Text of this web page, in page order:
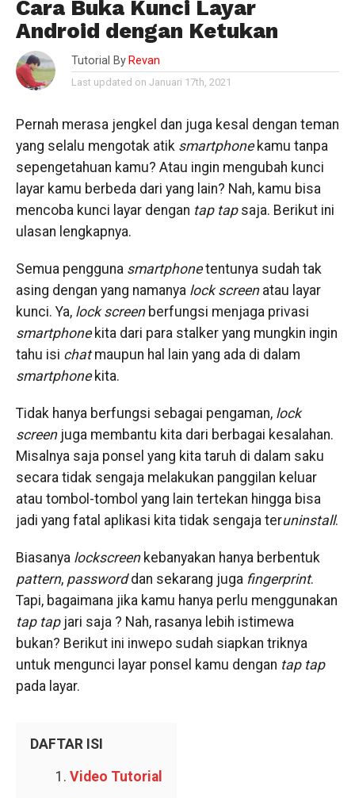
Cara Buka Kunci Layar
Android dengan Ketukan
Tutorial By Revan
Last updated on Januari 17th, 2021
Pernah merasa jengkel dan juga kesal dengan teman
yang selalu mengotak atik smartphonekamu tanpa
sepengetahuan kamu? Atau ingin mengubah kunci
layar kamu berbeda dari yang lain? Nah, kamu bisa
mencoba kunci layar dengan tap tapsaja. Berikut ini
ulasan lengkapnya.
Semua pengguna smartphonetentunya sudah tak
asing dengan yang namanya lock screenatau layar
kunci. Ya, lock screenberfungsi menjaga privasi
smartphonekita dari para stalker yang mungkin ingin
tahu isi chatmaupun hal lain yang ada di dalam
smartphonekita.
Tidak hanya berfungsi sebagai pengaman, lock
screenjuga membantu kita dari berbagai kesalahan.
Misalnya saja ponsel yang kita taruh di dalam saku
secara tidak sengaja melakukan panggilan keluar
atau tombol-tombol yang lain tertekan hingga bisa
jadi yang fatal aplikasi kita tidak sengaja teruninstall.
Biasanya lockscreenkebanyakan hanya berbentuk
pattern, passworddan sekarang juga fingerprint.
Tapi, bagaimana jika kamu hanya perlu menggunakan
tap tapjari saja ? Nah, rasanya lebih istimewa
bukan? Berikut ini inwepo sudah siapkan triknya
untuk mengunci layar ponsel kamu dengan tap tap
pada layar.
DAFTAR ISI
Video Tutorial